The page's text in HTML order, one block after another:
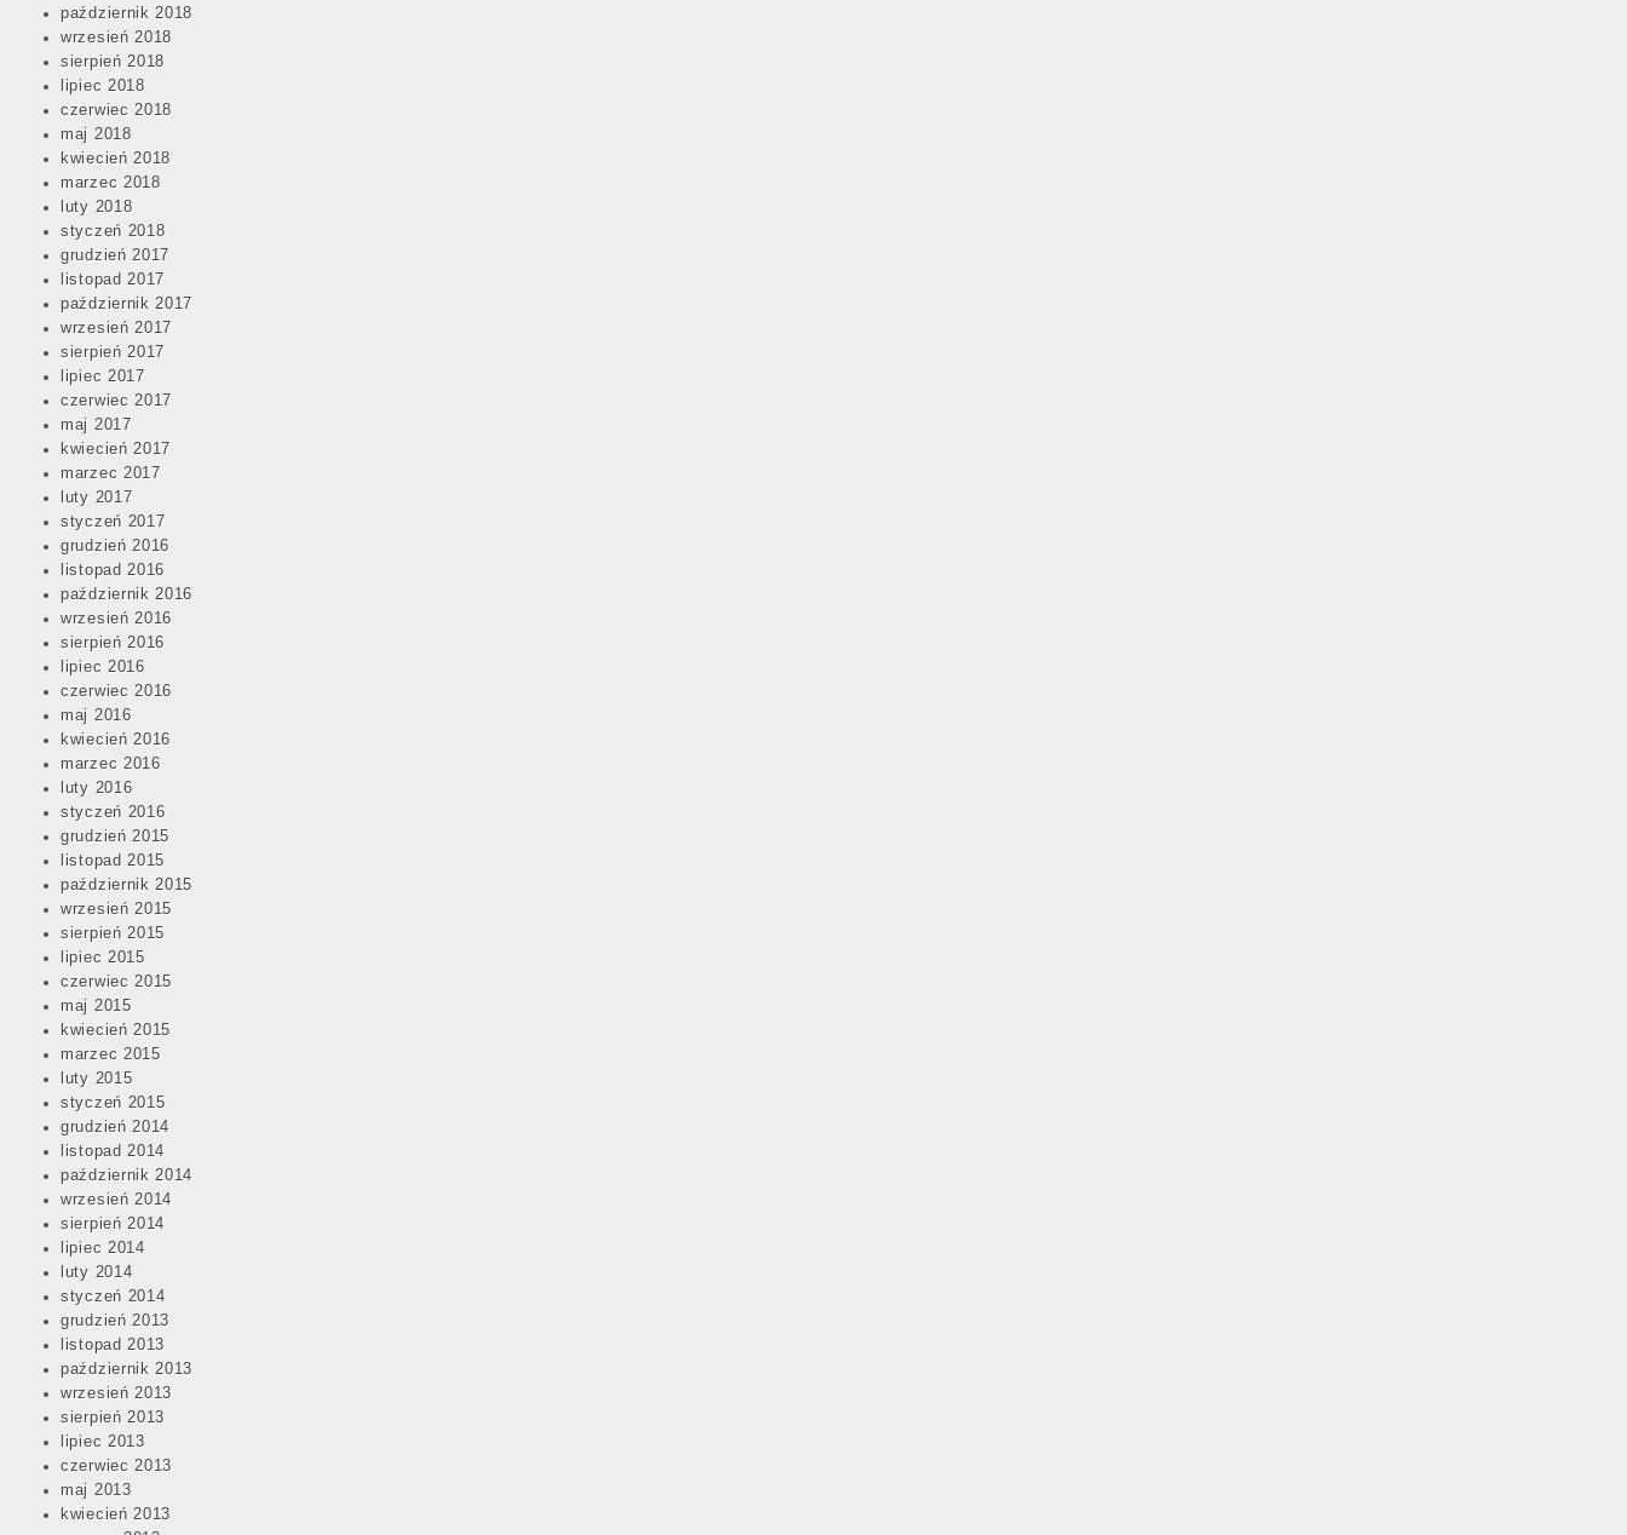
październik 2018
wrzesień 2018
sierpień 2018
lipiec 2018
czerwiec 2018
maj 2018
kwiecień 2018
marzec 2018
luty 2018
styczeń 2018
grudzień 2017
listopad 2017
październik 2017
wrzesień 2017
sierpień 2017
lipiec 2017
czerwiec 2017
maj 2017
kwiecień 2017
marzec 2017
luty 2017
styczeń 2017
grudzień 2016
listopad 2016
październik 2016
wrzesień 2016
sierpień 2016
lipiec 2016
czerwiec 2016
maj 2016
kwiecień 2016
marzec 2016
luty 2016
styczeń 2016
grudzień 2015
listopad 2015
październik 2015
wrzesień 2015
sierpień 2015
lipiec 2015
czerwiec 2015
maj 2015
kwiecień 2015
marzec 2015
luty 2015
styczeń 2015
grudzień 2014
listopad 2014
październik 2014
wrzesień 2014
sierpień 2014
lipiec 2014
luty 2014
styczeń 2014
grudzień 2013
listopad 2013
październik 2013
wrzesień 2013
sierpień 2013
lipiec 2013
czerwiec 2013
maj 2013
kwiecień 2013